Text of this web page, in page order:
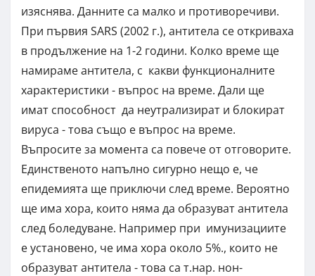
изяснява. Данните са малко и противоречиви.
При първия SARS (2002 г.), антитела се откриваха
в продължение на 1-2 години. Колко време ще
намираме антитела, с какви функционалните
характеристики - въпрос на време. Дали ще
имат способност да неутрализират и блокират
вируса - това също е въпрос на време.
Въпросите за момента са повече от отговорите.
Единственото напълно сигурно нещо е, че
епидемията ще приключи след време. Вероятно
ще има хора, които няма да образуват антитела
след боледуване. Например при имунизациите
е установено, че има хора около 5%., които не
образуват антитела - това са т.нар. нон-